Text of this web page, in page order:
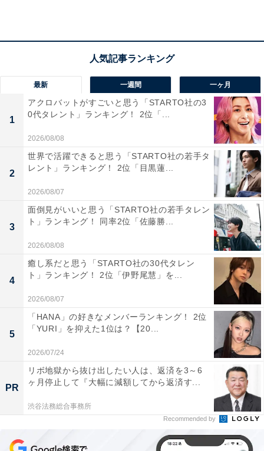
らです」（30代女性／北海道）
「声質もよく安定しているイメージだからです」
（30代女性／高知県）
「音程を外しているところをあまりみない。歌い方
にクセがなく、声がいい」（30代女性／宮城県）
1位：増田貴久（NEWS）／110票
最新 一週間 一ヶ月
1
アクロバットがすごいと思う「STARTO社の3
0代タレント」ランキング！ 2位「...
2026/08/08
2
世界で活躍できると思う「STARTO社の若手タ
レント」ランキング！ 2位「目黒蓮...
2026/08/07
3
面倒見がいいと思う「STARTO社の若手タレン
ト」ランキング！ 同率2位「佐藤勝...
2026/08/08
4
癒し系だと思う「STARTO社の30代タレン
ト」ランキング！ 2位「伊野尾慧」を...
2026/08/07
5
「HANA」の好きなメンバーランキング！ 2位
「YURI」を抑えた1位は？【20...
2026/07/24
PR
リボ地獄から抜け出したい人は、返済を3～6
ヶ月停止して『大幅に減額してから返済す...
渋谷法務総合事務所
Recommended by